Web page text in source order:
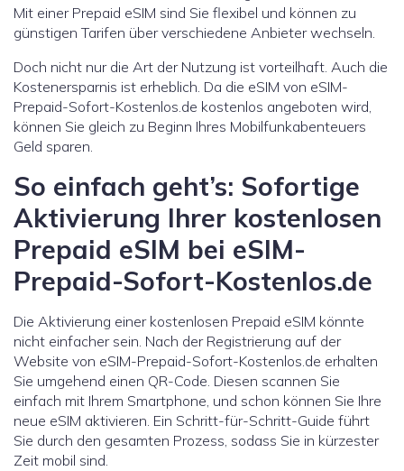
Mit einer Prepaid eSIM sind Sie flexibel und können zu
günstigen Tarifen über verschiedene Anbieter wechseln.
Doch nicht nur die Art der Nutzung ist vorteilhaft. Auch die
Kostenersparnis ist erheblich. Da die eSIM von eSIM-
Prepaid-Sofort-Kostenlos.de kostenlos angeboten wird,
können Sie gleich zu Beginn Ihres Mobilfunkabenteuers
Geld sparen.
So einfach geht’s: Sofortige
Aktivierung Ihrer kostenlosen
Prepaid eSIM bei eSIM-
Prepaid-Sofort-Kostenlos.de
Die Aktivierung einer kostenlosen Prepaid eSIM könnte
nicht einfacher sein. Nach der Registrierung auf der
Website von eSIM-Prepaid-Sofort-Kostenlos.de erhalten
Sie umgehend einen QR-Code. Diesen scannen Sie
einfach mit Ihrem Smartphone, und schon können Sie Ihre
neue eSIM aktivieren. Ein Schritt-für-Schritt-Guide führt
Sie durch den gesamten Prozess, sodass Sie in kürzester
Zeit mobil sind.